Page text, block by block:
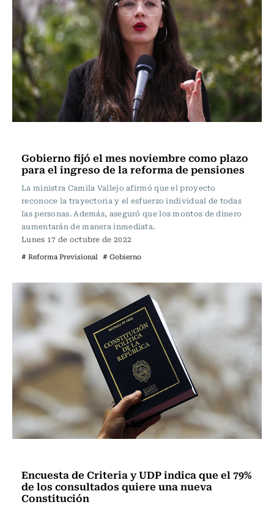
Gobierno fijó el mes noviembre como plazo
para el ingreso de la reforma de pensiones
La ministra Camila Vallejo afirmó que el proyecto
reconoce la trayectoria y el esfuerzo individual de todas
las personas. Además, aseguró que los montos de dinero
aumentarán de manera inmediata.
Lunes 17 de octubre de 2022
# Reforma Previsional # Gobierno
Encuesta de Criteria y UDP indica que el 79%
de los consultados quiere una nueva
Constitución